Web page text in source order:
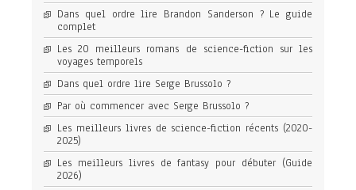
Dans quel ordre lire Brandon Sanderson ? Le guide
complet
Les 20 meilleurs romans de science-fiction sur les
voyages temporels
Dans quel ordre lire Serge Brussolo ?
Par où commencer avec Serge Brussolo ?
Les meilleurs livres de science-fiction récents (2020-
2025)
Les meilleurs livres de fantasy pour débuter (Guide
2026)